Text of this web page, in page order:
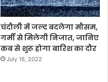
चंदौली में जल्द बदलेगा मौसम,
गर्मी से मिलेगी निजात, जानिए
कब से शुरू होगा बारिश का दौर
July 16, 2022